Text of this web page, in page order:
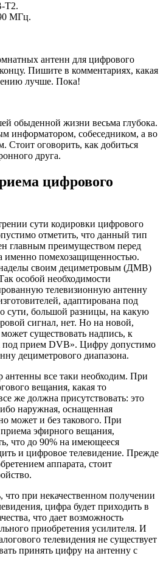
T2.
МГц.
антенн для цифрового
Пишите в комментариях, какая
лучше. Пока!
обыденной жизни весьма глубока.
информатором, собеседником, а во
Стоит оговорить, как добиться
друга.
цифрового
сути кодировки цифрового
отметить, что данный тип
главным преимуществом перед
именно помехозащищенностью.
своим дециметровым (ДМВ)
особой необходимости
телевизионную антенну
адаптирована под
сути, большой разницы, на какую
сигнал, нет. Но на новой,
существовать надпись, к
под прием DVB». Цифру допустимо
дециметрового диапазона.
все таки необходим. При
вещания, какая то
же должна присутствовать: это
наружная, оснащенная
может и без такового. При
эфирного вещания,
что до 90% на имеющееся
и цифровое телевидение. Прежде
аппарата, стоит
что при некачественном получении
цифра будет приходить в
что дает возможность
приобретения усилителя. И
телевидения не существует
принять цифру на антенну с